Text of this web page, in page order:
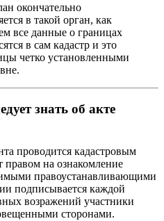
окончательно
в такой орган, как
все данные о границах
в сам кадастр и это
четко установленными
знать об акте
проводится кадастровым
правом на ознакомление
правоустанавливающими
подписывается каждой
возражений участники
сторонами.